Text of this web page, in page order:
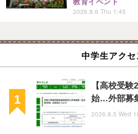
2026.8.6 Thu 1:45
中学生アク
【高校受
始…外部募
2026.8.5 Wed